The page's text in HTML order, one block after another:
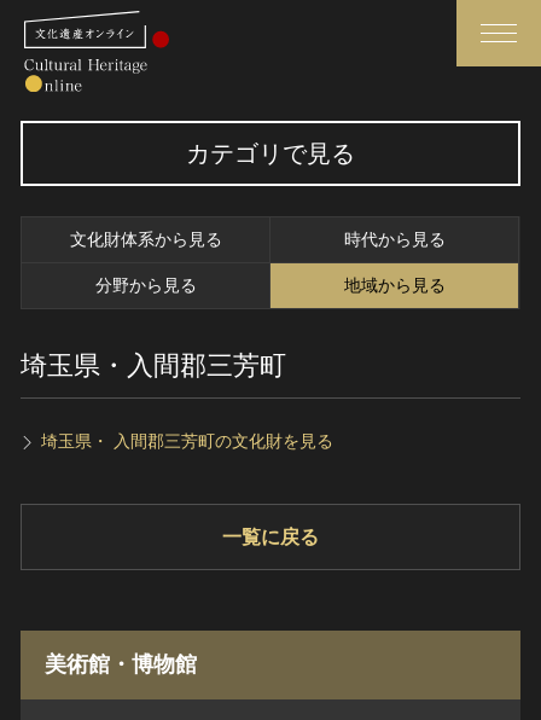
さらに詳細検索
トップ
作品一覧
カテゴリで見る
無形文化遺産
動画で見る無形の文化財
媒体資料・関連記事等
博物館、美術館の皆さまへ
文化庁よりご挨拶
関連サイトリンク
カテゴリで見る
文化財体系から見る 時代から見る
分野から見る 地域から見る
埼玉県・入間郡三芳町
埼玉県・ 入間郡三芳町の文化財を見る
一覧に戻る
美術館・博物館